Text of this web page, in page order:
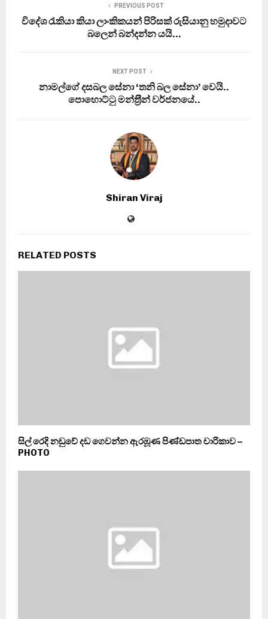
PREVIOUS POST
විදේශ රැකියා කියා ලාංකිකයන් පිරිසක් රුසියානු හමුදාවට
බලෙන් බන්දන්න යයි…
NEXT POST
නාමල්ගේ දසබල සේනා ‘තනි බල සේනා’ වෙයි..
පොහොට්ටු මන්ත‍්‍රීන් වර්ජනයේ..
Shiran Viraj
RELATED POSTS
සිල් රෙදි නඩුවේ දඩ ගෙවන්න ඇරඹූණ පිණ්ඩපාත චාරිකාව –
PHOTO